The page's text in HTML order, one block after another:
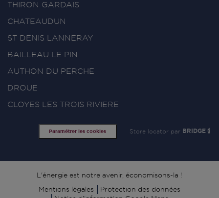
THIRON GARDAIS
CHATEAUDUN
ST DENIS LANNERAY
BAILLEAU LE PIN
AUTHON DU PERCHE
DROUE
CLOYES LES TROIS RIVIERE
Paramétrer les cookies Store locator par BRIDGE
Signature
L'énergie est notre avenir, économisons-la !
Mentions légales
Protection des données